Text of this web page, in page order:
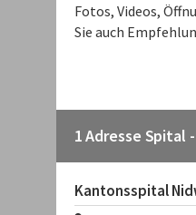
Fotos, Videos,
Sie auch
1 Adresse Spital
Kantonsspital